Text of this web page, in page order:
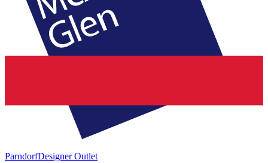
ParndorfDesigner Outlet